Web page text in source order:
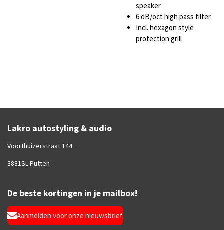
speaker
6 dB/oct high pass filter
Incl. hexagon style
protection grill
Lakro autostyling & audio
Voorthuizerstraat 144
3881SL Putten
De beste kortingen in je mailbox!
Aanmelden voor onze nieuwsbrief